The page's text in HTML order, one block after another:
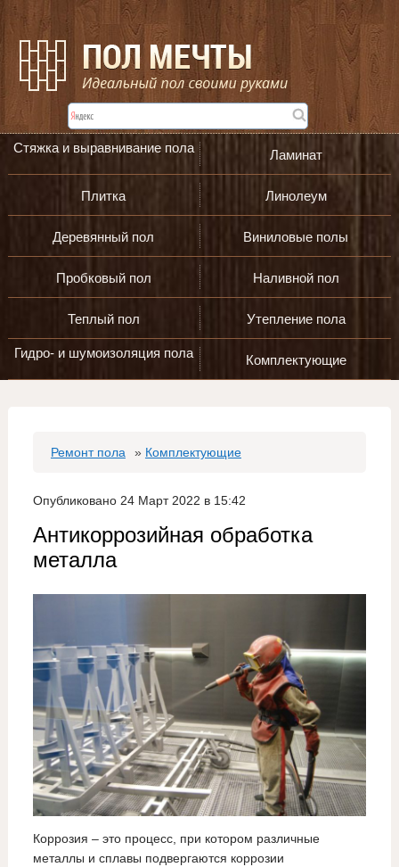
Стяжка и выравнивание пола Ламинат
Плитка Линолеум
Деревянный пол Виниловые полы
Пробковый пол Наливной пол
Теплый пол Утепление пола
Гидро- и шумоизоляция пола Комплектующие
Ремонт пола » Комплектующие
Опубликовано 24 Март 2022 в 15:42
Антикоррозийная обработка
металла
Коррозия – это процесс, при котором различные
металлы и сплавы подвергаются коррозии